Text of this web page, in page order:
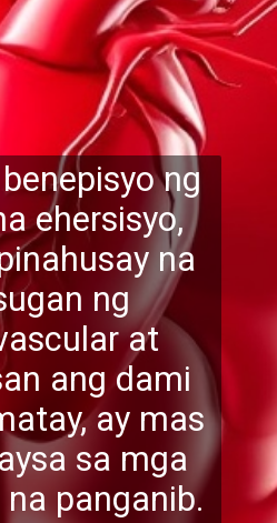
ng
ehersisyo,
na
ng
at
ang dami
ay, ay mas
sa mga
panganib.